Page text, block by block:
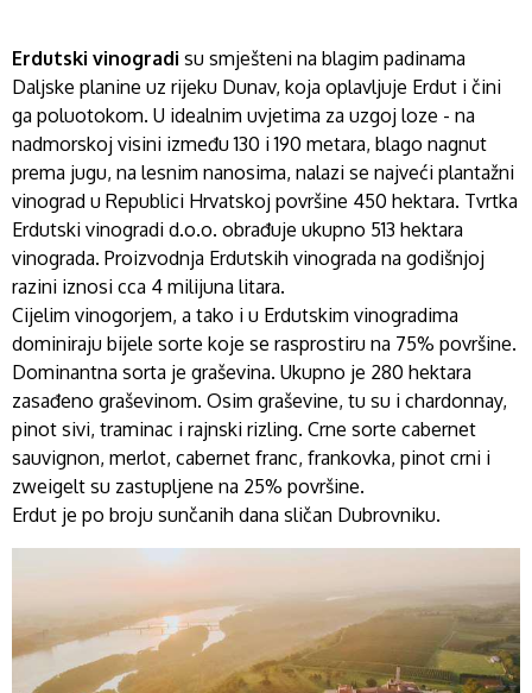
Erdutski vinogradi su smješteni na blagim padinama
Daljske planine uz rijeku Dunav, koja oplavljuje Erdut i čini
ga poluotokom. U idealnim uvjetima za uzgoj loze - na
nadmorskoj visini između 130 i 190 metara, blago nagnut
prema jugu, na lesnim nanosima, nalazi se najveći plantažni
vinograd u Republici Hrvatskoj površine 450 hektara. Tvrtka
Erdutski vinogradi d.o.o. obrađuje ukupno 513 hektara
vinograda. Proizvodnja Erdutskih vinograda na godišnjoj
razini iznosi cca 4 milijuna litara.
Cijelim vinogorjem, a tako i u Erdutskim vinogradima
dominiraju bijele sorte koje se rasprostiru na 75% površine.
Dominantna sorta je graševina. Ukupno je 280 hektara
zasađeno graševinom. Osim graševine, tu su i chardonnay,
pinot sivi, traminac i rajnski rizling. Crne sorte cabernet
sauvignon, merlot, cabernet franc, frankovka, pinot crni i
zweigelt su zastupljene na 25% površine.
Erdut je po broju sunčanih dana sličan Dubrovniku.